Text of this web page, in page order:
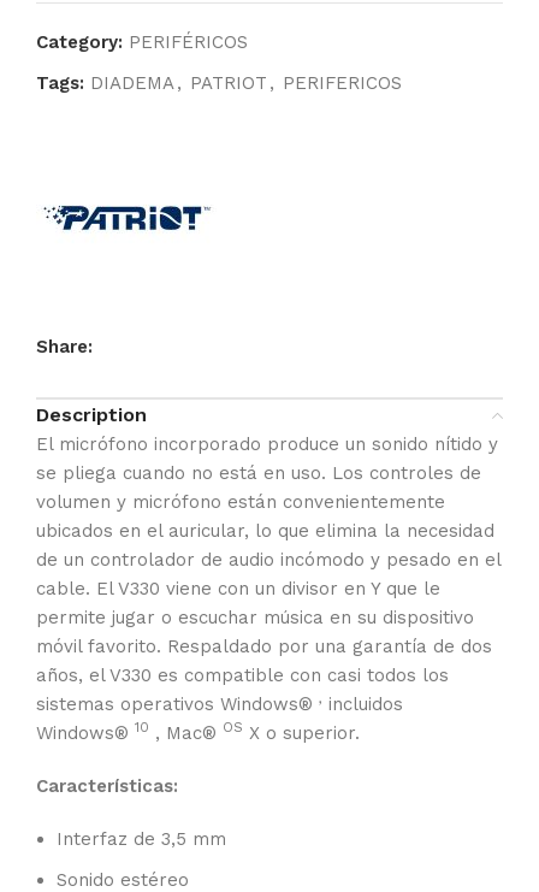
Category: PERIFÉRICOS
Tags: DIADEMA, PATRIOT , PERIFERICOS
Share:
Description
El micrófono incorporado produce un sonido nítido y
se pliega cuando no está en uso. Los controles de
volumen y micrófono están convenientemente
ubicados en el auricular, lo que elimina la necesidad
de un controlador de audio incómodo y pesado en el
cable. El V330 viene con un divisor en Y que le
permite jugar o escuchar música en su dispositivo
móvil favorito. Respaldado por una garantía de dos
años, el V330 es compatible con casi todos los
sistemas operativos Windows® , incluidos
Windows® 10 , Mac® OS X o superior.
Características:
Interfaz de 3,5 mm
Sonido estéreo